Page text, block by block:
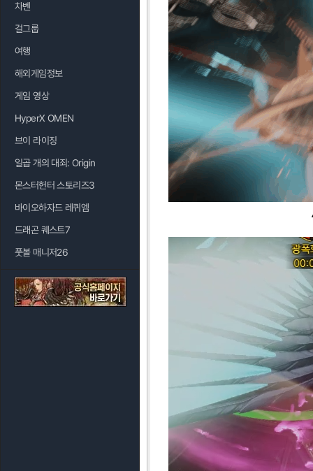
차벤
걸그룹
여행
해외게임정보
게임 영상
HyperX OMEN
브이 라이징
일곱 개의 대죄: Origin
몬스터헌터 스토리즈3
바이오하자드 레퀴엠
드래곤 퀘스트7
풋볼 매니저26